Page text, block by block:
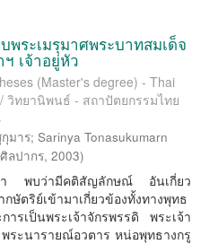
พระเมรุมาศพระบาทสมเด็จ
เจ้าอยู่หัว
(Master's degree) - Thai
วิทยานิพนธ์ - สถาปัตยกรรมไทย
มาร; Sarinya Tonasukumarn
ลปากร, 2003)
มา พบว่ามีคติสัญลักษณ์ อันเกี่ยว
ษัตริย์เข้ามาเกี่ยวข้องทั้งทางพุทธ
รเป็นพระเจ้าจักรพรรดิ พระเจ้า
ระนารายณ์อวตาร หน่อพุทธางกรู